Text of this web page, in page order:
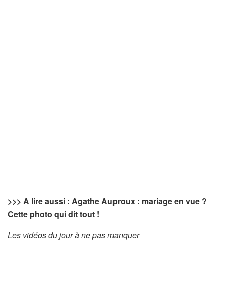
>>> A lire aussi : Agathe Auproux : mariage en vue ?
Cette photo qui dit tout !
Les vidéos du jour à ne pas manquer